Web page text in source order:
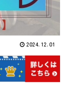
2024.12.01